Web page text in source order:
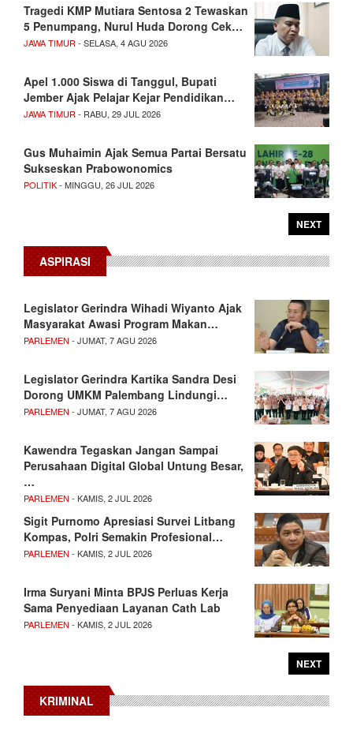
Tragedi KMP Mutiara Sentosa 2 Tewaskan
5 Penumpang, Nurul Huda Dorong Cek…
JAWA TIMUR - SELASA, 4 AGU 2026
Apel 1.000 Siswa di Tanggul, Bupati
Jember Ajak Pelajar Kejar Pendidikan…
JAWA TIMUR - RABU, 29 JUL 2026
Gus Muhaimin Ajak Semua Partai Bersatu
Sukseskan Prabowonomics
POLITIK- MINGGU, 26 JUL 2026
NEXT
ASPIRASI
Legislator Gerindra Wihadi Wiyanto Ajak
Masyarakat Awasi Program Makan…
PARLEMEN - JUMAT, 7 AGU 2026
Legislator Gerindra Kartika Sandra Desi
Dorong UMKM Palembang Lindungi…
PARLEMEN - JUMAT, 7 AGU 2026
Kawendra Tegaskan Jangan Sampai
Perusahaan Digital Global Untung Besar,
…
PARLEMEN - KAMIS, 2 JUL 2026
Sigit Purnomo Apresiasi Survei Litbang
Kompas, Polri Semakin Profesional…
PARLEMEN - KAMIS, 2 JUL 2026
Irma Suryani Minta BPJS Perluas Kerja
Sama Penyediaan Layanan Cath Lab
PARLEMEN - KAMIS, 2 JUL 2026
NEXT
KRIMINAL